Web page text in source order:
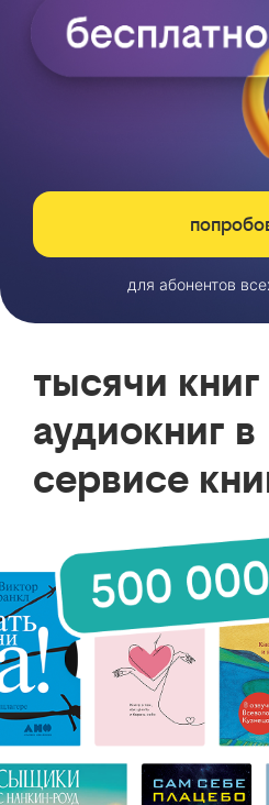
для абонентов
тысячи книг
аудиокниг в
сервисе